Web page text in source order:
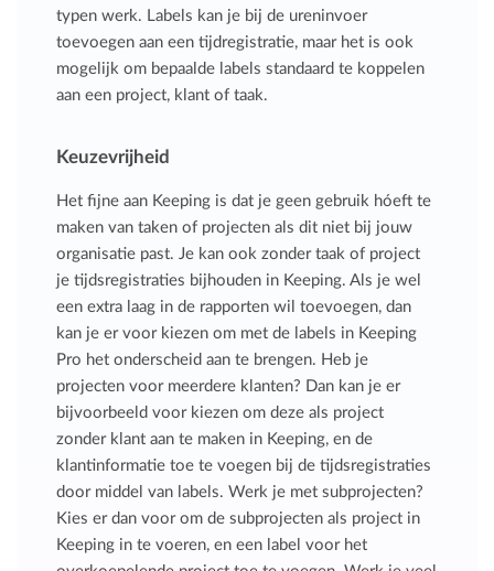
typen werk. Labels kan je bij de ureninvoer
toevoegen aan een tijdregistratie, maar het is ook
mogelijk om bepaalde labels standaard te koppelen
aan een project, klant of taak.
Keuzevrijheid
Het fijne aan Keeping is dat je geen gebruik hóeft te
maken van taken of projecten als dit niet bij jouw
organisatie past. Je kan ook zonder taak of project
je tijdsregistraties bijhouden in Keeping. Als je wel
een extra laag in de rapporten wil toevoegen, dan
kan je er voor kiezen om met de labels in Keeping
Pro het onderscheid aan te brengen. Heb je
projecten voor meerdere klanten? Dan kan je er
bijvoorbeeld voor kiezen om deze als project
zonder klant aan te maken in Keeping, en de
klantinformatie toe te voegen bij de tijdsregistraties
door middel van labels. Werk je met subprojecten?
Kies er dan voor om de subprojecten als project in
Keeping in te voeren, en een label voor het